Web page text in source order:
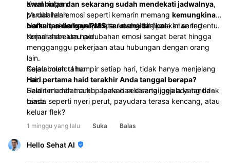
Kram ringan.
Mudah lelah.
Nafsu makan berubah atau mengidam makanan tertentu.
awal bulan dan sekarang sudah mendekati jadwalnya,
perubahan emosi seperti kemarin memang kemungkinan
berkaitan dengan PMS, terutama bila pola ini sering
terjadi sebelum haid.
Namun, sebaiknya periksa ke dokter jika:
Kemarahan atau perubahan emosi sangat berat hingga
mengganggu pekerjaan atau hubungan dengan orang
lain.
Gejala muncul hampir setiap hari, tidak hanya menjelang
haid.
Haid terlambat cukup lama dan disertai gejala yang tidak
biasa.
Kalau boleh tahu:
Hari pertama haid terakhir Anda tanggal berapa?
Selain mudah marah, apakah sekarang juga ada tanda-
tanda seperti nyeri perut, payudara terasa kencang, atau
keluar flek?
1 minggu yang lalu Suka Balas
Hello Sehat AI